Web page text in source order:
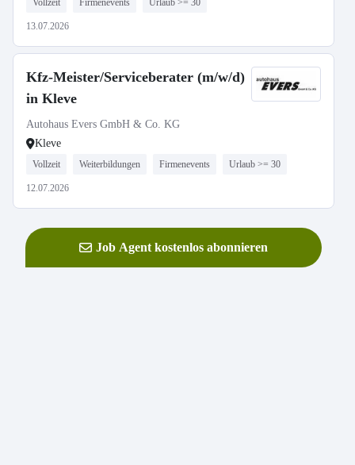
Vollzeit Firmenevents Urlaub >= 30
13.07.2026
Kfz-Meister/Serviceberater (m/w/d)
in Kleve
Autohaus Evers GmbH & Co. KG
Kleve
Vollzeit Weiterbildungen Firmenevents Urlaub >= 30
12.07.2026
Job Agent kostenlos abonnieren